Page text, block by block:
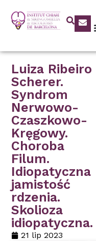
Luiza Ribeiro
Scherer.
Syndrom
Nerwowo-
Czaszkowo-
Kręgowy.
Choroba
Filum.
Idiopatyczna
jamistość
rdzenia.
Skolioza
idiopatyczna.
21 lip 2023